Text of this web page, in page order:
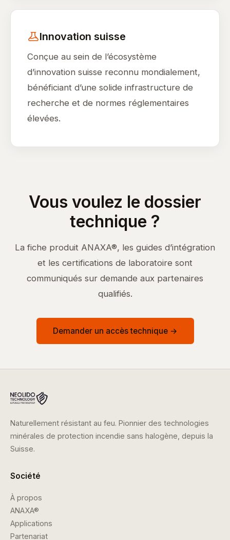
Innovation suisse
Conçue au sein de l’écosystème
d’innovation suisse reconnu mondialement,
bénéficiant d’une solide infrastructure de
recherche et de normes réglementaires
élevées.
Vous voulez le dossier
technique ?
La fiche produit ANAXA®, les guides d’intégration
et les certifications de laboratoire sont
communiqués sur demande aux partenaires
qualifiés.
Demander un accès technique →
Naturellement résistant au feu. Pionnier des technologies
minérales de protection incendie sans halogène, depuis la
Suisse.
Société
À propos
ANAXA®
Applications
Partenariat